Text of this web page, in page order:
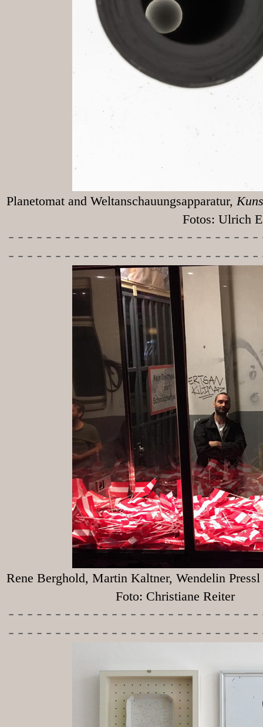
Planetomat and Weltanschauungsapparatur,
Fotos: Ulrich
-----------
Rene Berghold, Martin Kaltner, Wendelin Pressl
Foto: Christiane Reiter
-----------